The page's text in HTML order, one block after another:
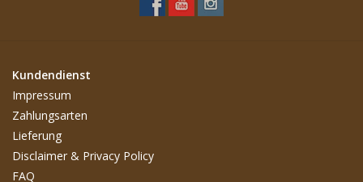
Kundendienst
Impressum
Zahlungsarten
Lieferung
Disclaimer & Privacy Policy
FAQ